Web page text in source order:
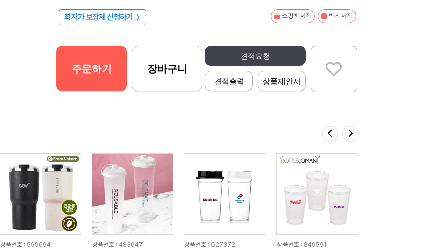
최저가 보장제 신청하기 〉 쇼핑백 제작 박스 제작
견적요청
견적출력 상품제안서
주문하기 장바구니
상품번호 : 599694
상품번호 : 483647
상품번호 : 527372
상품번호 : 849591